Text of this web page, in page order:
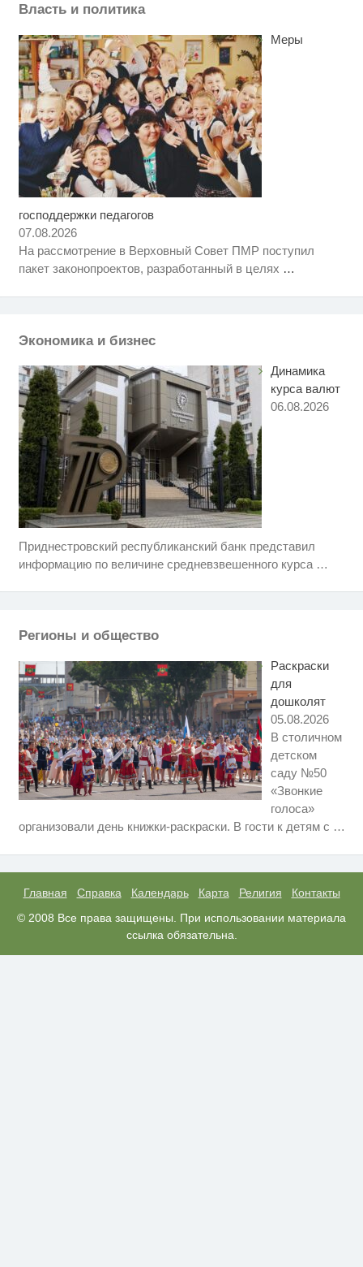
Власть и политика
Меры
господдержки педагогов
07.08.2026
На рассмотрение в Верховный Совет ПМР поступил
пакет законопроектов, разработанный в целях …
Экономика и бизнес
Динамика
курса валют
06.08.2026
Приднестровский республиканский банк представил
информацию по величине средневзвешенного курса …
Регионы и общество
Раскраски
для
дошколят
05.08.2026
В столичном
детском
саду №50
«Звонкие
голоса»
организовали день книжки-раскраски. В гости к детям с …
Главная Справка Календарь Карта Религия
Контакты
© 2008 Все права защищены. При использовании материала
ссылка обязательна.
Ролик длится пару секунд, но
Ржу не переставая, это видео
пересмотришь не раз
i
Ролик из Омска: вы будете
Рак начинается не с боли:
Что стало причиной громкого
Крыма: Что люди вытворяют,
i
Какие товары пропадут из
магазинов с 1 августа 2026 года